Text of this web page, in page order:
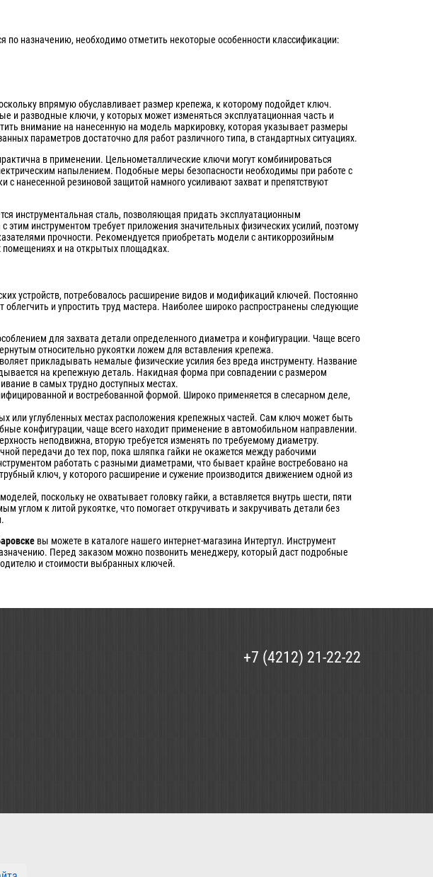
по назначению, необходимо отметить некоторые особенности классификации:
впрямую обуславливает размер крепежа, к которому подойдет ключ.
и разводные ключи, у которых может изменяться эксплуатационная часть и
внимание на нанесенную на модель маркировку, которая указывает размеры
параметров достаточно для работ различного типа, в стандартных ситуациях.
в применении. Цельнометаллические ключи могут комбинироваться
напылением. Подобные меры безопасности необходимы при работе с
нанесенной резиновой защитой намного усиливают захват и препятствуют
инструментальная сталь, позволяющая придать эксплуатационным
этим инструментом требует приложения значительных физических усилий, поэтому
прочности. Рекомендуется приобретать модели с антикоррозийным
помещениях и на открытых площадках.
устройств, потребовалось расширение видов и модификаций ключей. Постоянно
облегчить и упростить труд мастера. Наиболее широко распространены следующие
для захвата детали определенного диаметра и конфигурации. Чаще всего
относительно рукоятки ложем для вставления крепежа.
прикладывать немалые физические усилия без вреда инструменту. Название
на крепежную деталь. Накидная форма при совпадении с размером
в самых трудно доступных местах.
и востребованной формой. Широко применяется в слесарном деле,
или углубленных местах расположения крепежных частей. Сам ключ может быть
конфигурации, чаще всего находит применение в автомобильном направлении.
неподвижна, вторую требуется изменять по требуемому диаметру.
передачи до тех пор, пока шляпка гайки не окажется между рабочими
работать с разными диаметрами, что бывает крайне востребовано на
ключ, у которого расширение и сужение производится движением одной из
поскольку не охватывает головку гайки, а вставляется внутрь шести, пяти
углом к литой рукоятке, что помогает откручивать и закручивать детали без
вы можете в каталоге нашего интернет-магазина Интертул. Инструмент
Перед заказом можно позвонить менеджеру, который даст подробные
и стоимости выбранных ключей.
+7 (4212) 21-22-22